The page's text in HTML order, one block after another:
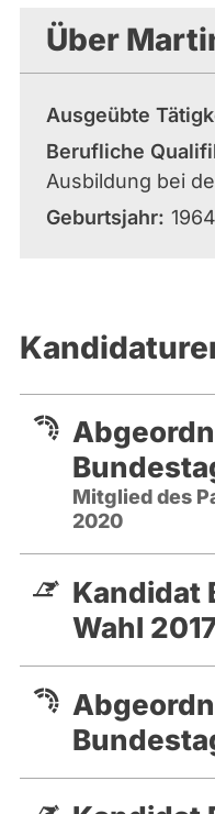
Über
Ausgeübte
Berufliche
Ausbildung bei
Geburtsjahr 1964
Mitglied des
2020
Kandidat
Wahl